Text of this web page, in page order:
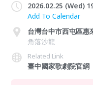
2026.02.25 (Wed)
Add To Calendar
台灣台中市西屯區惠
角落沙龍
Related Link
臺中國家歌劇院官網